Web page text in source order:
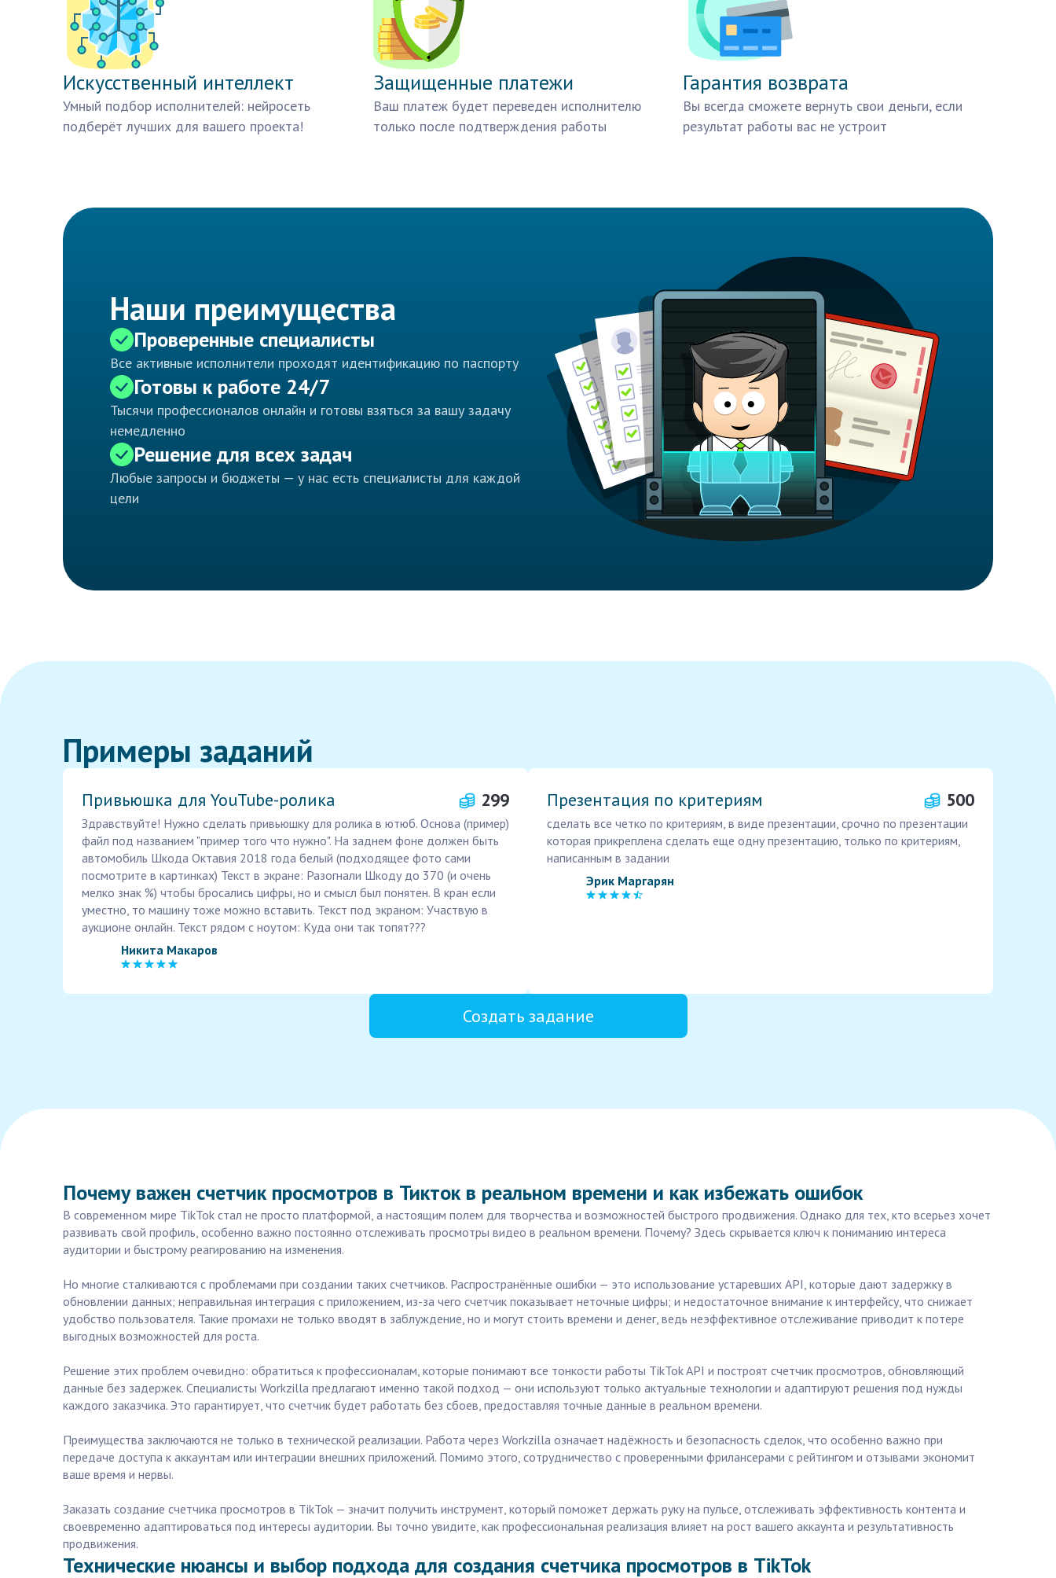
Искусственный интеллект
Умный подбор исполнителей: нейросеть
подберёт лучших для вашего проекта!
Защищенные платежи
Ваш платеж будет переведен исполнителю
только после подтверждения работы
Гарантия возврата
Вы всегда сможете вернуть свои деньги, если
результат работы вас не устроит
Наши преимущества
Проверенные специалисты
Все активные исполнители проходят идентификацию по паспорту
Готовы к работе 24/7
Тысячи профессионалов онлайн и готовы взяться за вашу задачу
немедленно
Решение для всех задач
Любые запросы и бюджеты — у нас есть специалисты для каждой
цели
Примеры заданий
Привьюшка для YouTube-ролика 299
Здравствуйте! Нужно сделать привьюшку для ролика в ютюб. Основа (пример)
файл под названием "пример того что нужно". На заднем фоне должен быть
автомобиль Шкода Октавия 2018 года белый (подходящее фото сами
посмотрите в картинках) Текст в экране: Разогнали Шкоду до 370 (и очень
мелко знак %) чтобы бросались цифры, но и смысл был понятен. В кран если
уместно, то машину тоже можно вставить. Текст под экраном: Участвую в
аукционе онлайн. Текст рядом с ноутом: Куда они так топят???
Никита Макаров
Презентация по критериям 500
сделать все четко по критериям, в виде презентации, срочно по презентации
которая прикреплена сделать еще одну презентацию, только по критериям,
написанным в задании
Эрик Маргарян
Создать задание
Почему важен счетчик просмотров в Тикток в реальном времени и как избежать ошибок
В современном мире TikTok стал не просто платформой, а настоящим полем для творчества и возможностей быстрого продвижения. Однако для тех, кто всерьез хочет
развивать свой профиль, особенно важно постоянно отслеживать просмотры видео в реальном времени. Почему? Здесь скрывается ключ к пониманию интереса
аудитории и быстрому реагированию на изменения.
Но многие сталкиваются с проблемами при создании таких счетчиков. Распространённые ошибки — это использование устаревших API, которые дают задержку в
обновлении данных; неправильная интеграция с приложением, из-за чего счетчик показывает неточные цифры; и недостаточное внимание к интерфейсу, что снижает
удобство пользователя. Такие промахи не только вводят в заблуждение, но и могут стоить времени и денег, ведь неэффективное отслеживание приводит к потере
выгодных возможностей для роста.
Решение этих проблем очевидно: обратиться к профессионалам, которые понимают все тонкости работы TikTok API и построят счетчик просмотров, обновляющий
данные без задержек. Специалисты Workzilla предлагают именно такой подход — они используют только актуальные технологии и адаптируют решения под нужды
каждого заказчика. Это гарантирует, что счетчик будет работать без сбоев, предоставляя точные данные в реальном времени.
Преимущества заключаются не только в технической реализации. Работа через Workzilla означает надёжность и безопасность сделок, что особенно важно при
передаче доступа к аккаунтам или интеграции внешних приложений. Помимо этого, сотрудничество с проверенными фрилансерами с рейтингом и отзывами экономит
ваше время и нервы.
Заказать создание счетчика просмотров в TikTok — значит получить инструмент, который поможет держать руку на пульсе, отслеживать эффективность контента и
своевременно адаптироваться под интересы аудитории. Вы точно увидите, как профессиональная реализация влияет на рост вашего аккаунта и результативность
продвижения.
Технические нюансы и выбор подхода для создания счетчика просмотров в TikTok